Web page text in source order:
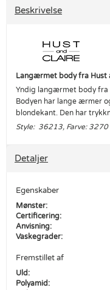
Beskrivelse
Langærmet body fra Hust
Yndig langærmet body fra
Bodyen har lange ærmer
blondekant. Den har
Style: 36213, Farve: 3270
Detaljer
Egenskaber
Mønster:
Certificering:
Anvisning:
Vaskegrader:
Fremstillet af
Uld:
Polyamid: